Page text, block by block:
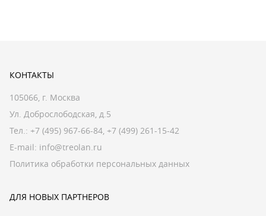
КОНТАКТЫ
105066, г. Москва
Ул. Доброслободская, д.5
Тел.: +7 (495) 967-66-84, +7 (499) 261-15-42
E-mail: info@treolan.ru
Политика обработки персональных данных
ДЛЯ НОВЫХ ПАРТНЕРОВ